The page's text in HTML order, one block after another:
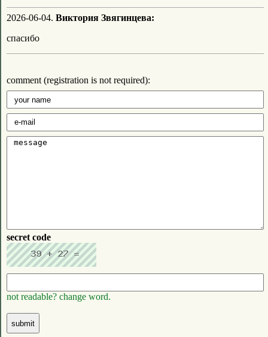
2026-06-04. Виктория Звягинцева:
спасибо
comment (registration is not required):
secret code
not readable? change word.